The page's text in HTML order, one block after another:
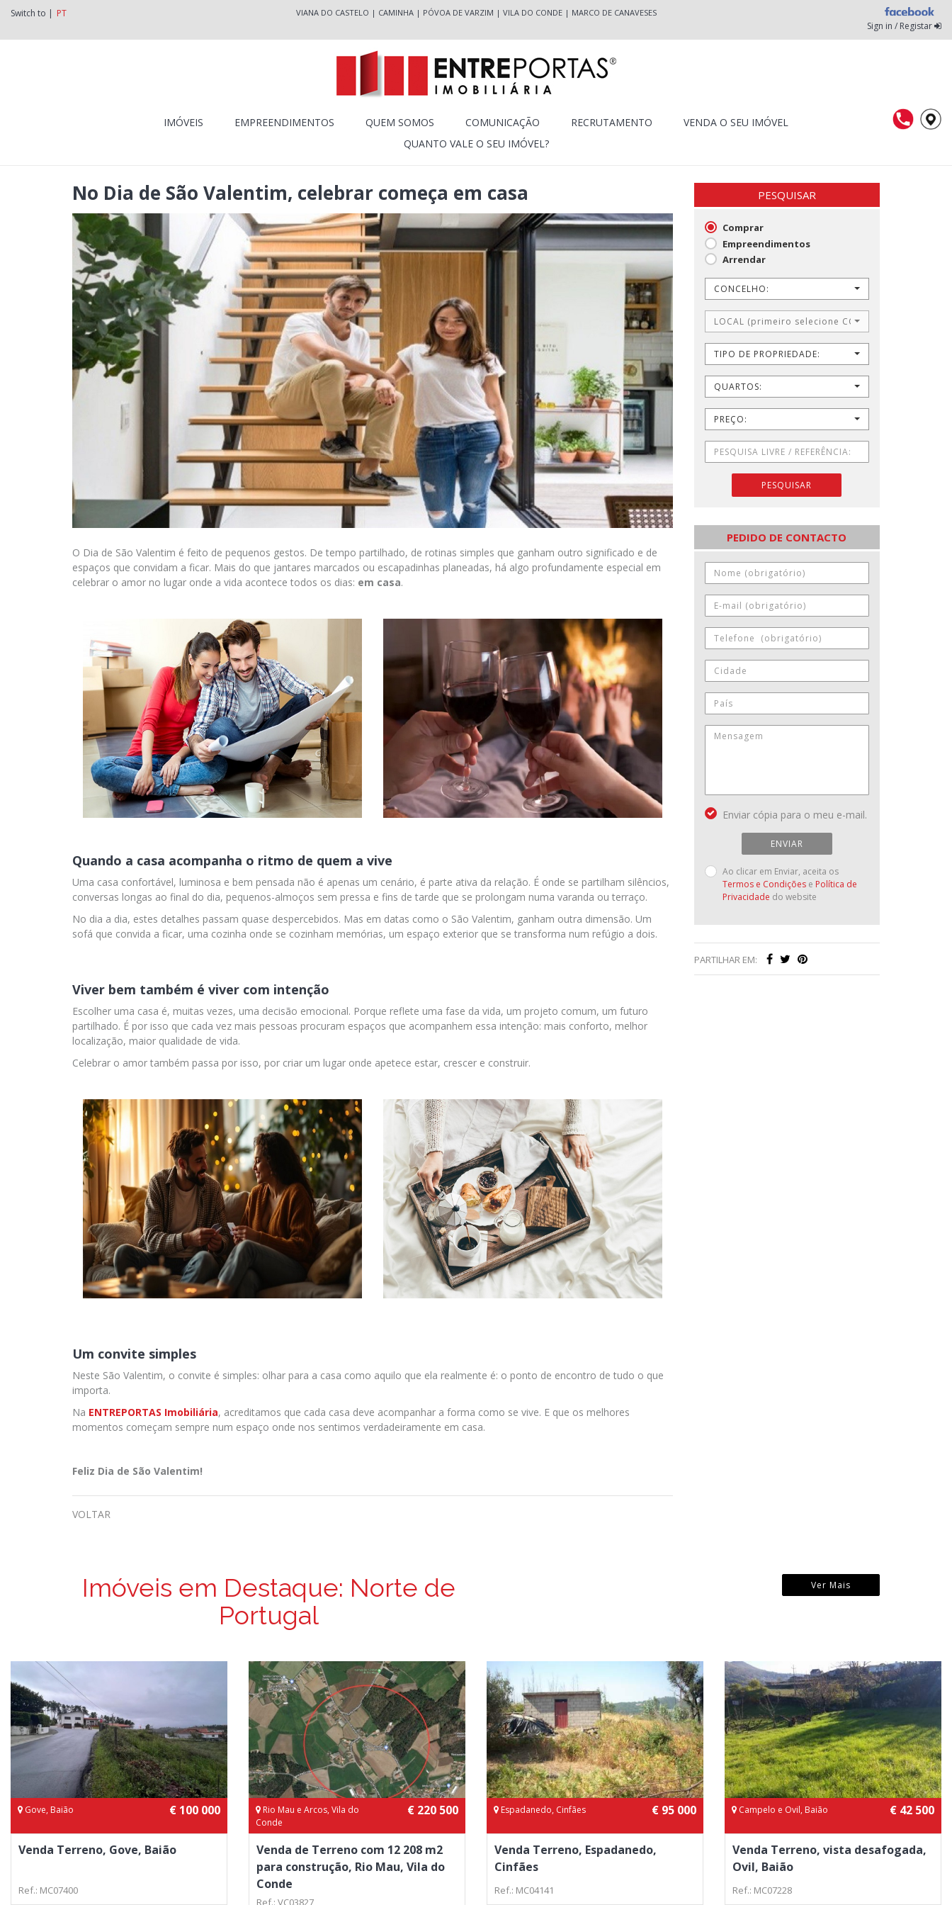
Switch to | PT VIANA DO CASTELO | CAMINHA| PÓVOA DE VARZIM | VILA DO CONDE| MARCO DE CANAVESES
Sign in / Registar
IMÓVEIS EMPREENDIMENTOS QUEM SOMOS COMUNICAÇÃO RECRUTAMENTO
VENDA O SEU IMÓVEL
QUANTO VALE O SEU IMÓVEL?
No Dia de São Valentim, celebrar começa em casa
O Dia de São Valentim é feito de pequenos gestos. De tempo partilhado, de rotinas simples que ganham outro significado e de
espaços que convidam a ficar. Mais do que jantares marcados ou escapadinhas planeadas, há algo profundamente especial em
celebrar o amor no lugar onde a vida acontece todos os dias: em casa.
Quando a casa acompanha o ritmo de quem a vive
Uma casa confortável, luminosa e bem pensada não é apenas um cenário, é parte ativa da relação. É onde se partilham silêncios,
conversas longas ao final do dia, pequenos-almoços sem pressa e fins de tarde que se prolongam numa varanda ou terraço.
No dia a dia, estes detalhes passam quase despercebidos. Mas em datas como o São Valentim, ganham outra dimensão. Um
sofá que convida a ficar, uma cozinha onde se cozinham memórias, um espaço exterior que se transforma num refúgio a dois.
Viver bem também é viver com intenção
Escolher uma casa é, muitas vezes, uma decisão emocional. Porque reflete uma fase da vida, um projeto comum, um futuro
partilhado. É por isso que cada vez mais pessoas procuram espaços que acompanhem essa intenção: mais conforto, melhor
localização, maior qualidade de vida.
Celebrar o amor também passa por isso, por criar um lugar onde apetece estar, crescer e construir.
Um convite simples
Neste São Valentim, o convite é simples: olhar para a casa como aquilo que ela realmente é: o ponto de encontro de tudo o que
importa.
Na ENTREPORTAS Imobiliária, acreditamos que cada casa deve acompanhar a forma como se vive. E que os melhores
momentos começam sempre num espaço onde nos sentimos verdadeiramente em casa.
Feliz Dia de São Valentim!
VOLTAR
PESQUISAR
Comprar
Empreendimentos
Arrendar
CONCELHO:
LOCAL (primeiro selecione CONCELHO)
TIPO DE PROPRIEDADE:
QUARTOS:
PREÇO:
PESQUISAR
PEDIDO DE CONTACTO
Enviar cópia para o meu e-mail.
ENVIAR
Ao clicar em Enviar, aceita os
Termos e Condiçõese Política de
Privacidade do website
PARTILHAR EM:
Imóveis em Destaque: Norte de
Portugal
Ver Mais
Gove, Baião € 100 000
Venda Terreno, Gove, Baião
Ref.: MC07400
Rio Mau e Arcos, Vila do
Conde
€ 220 500
Venda de Terreno com 12 208 m2
para construção, Rio Mau, Vila do
Conde
Ref.: VC03827
Espadanedo, Cinfães € 95 000
Venda Terreno, Espadanedo,
Cinfães
Ref.: MC04141
Campelo e Ovil, Baião € 42 500
Venda Terreno, vista desafogada,
Ovil, Baião
Ref.: MC07228